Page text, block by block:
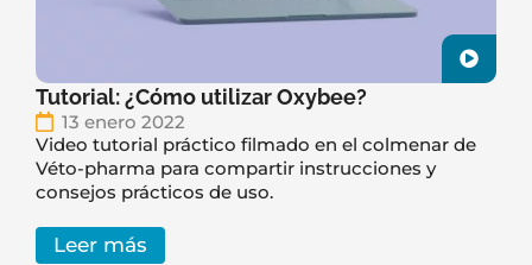
Tutorial: ¿Cómo utilizar Oxybee?
13 enero 2022
Video tutorial práctico filmado en el colmenar de
Véto-pharma para compartir instrucciones y
consejos prácticos de uso.
Leer más